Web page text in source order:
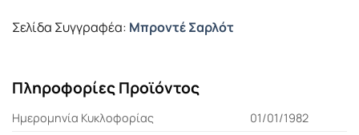
Σελίδα Συγγραφέα: Μπροντέ Σαρλότ
Πληροφορίες Προϊόντος
Ημερομηνία Κυκλοφορίας
01/01/1982